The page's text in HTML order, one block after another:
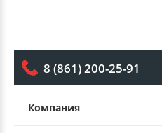
8 (861) 200-25-91
Компания